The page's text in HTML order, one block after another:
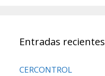
Entradas recientes
CERCONTROL